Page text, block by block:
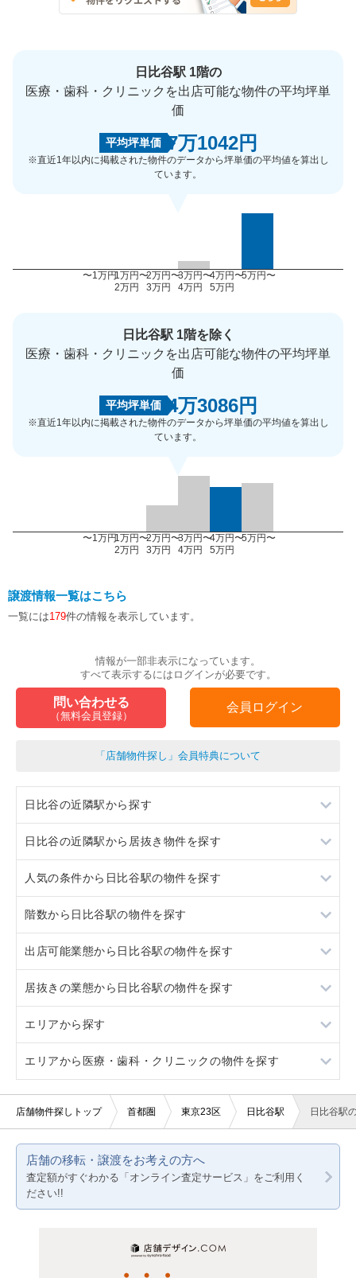
日比谷駅 1階の
医療・歯科・クリニックを出店可能な物件の平均坪単
価
平均坪単価 7万1042円
※直近1年以内に掲載された物件のデータから坪単価の平均値を算出し
ています。
〜1万円1万円〜
2万円
2万円〜
3万円
3万円〜
4万円
4万円〜
5万円
5万円〜
日比谷駅 1階を除く
医療・歯科・クリニックを出店可能な物件の平均坪単
価
平均坪単価 4万3086円
※直近1年以内に掲載された物件のデータから坪単価の平均値を算出し
ています。
〜1万円1万円〜
2万円
2万円〜
3万円
3万円〜
4万円
4万円〜
5万円
5万円〜
譲渡情報一覧はこちら
一覧には179件の情報を表示しています。
情報が一部非表示になっています。
すべて表示するにはログインが必要です。
問い合わせる
（無料会員登録）
会員ログイン
「店舗物件探し」会員特典について
日比谷の近隣駅から探す
内幸町
霞ヶ関
銀座
神保町
日比谷の近隣駅から居抜き物件を探す
内幸町
霞ヶ関
銀座
神保町
人気の条件から日比谷駅の物件を探す
居抜き
スケルトン
ロードサイド物件
階数から日比谷駅の物件を探す
1階
3階以上
出店可能業態から日比谷駅の物件を探す
軽飲食
美容室・理容室
サロン（マッサージ・エステ・ネイルなど）
医療・歯科・クリニック
ジム・教室・スタジオ
その他サービス・その他
居抜きの業態から日比谷駅の物件を探す
クリニック
その他店舗物件
エリアから探す
東京23区
東京都下
千葉
埼玉
エリアから医療・歯科・クリニックの物件を探す
東京23区
神奈川
千葉
店舗物件探しトップ 首都圏 東京23区 日比谷駅 日比谷駅
店舗の移転・譲渡をお考えの方へ
査定額がすぐわかる「オンライン査定サービス」をご利用く
ださい!!